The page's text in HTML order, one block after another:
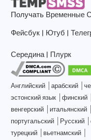
Получать Временные
Фейсбук | Ютуб |
Середина| Плурк
Английский арабский
эстонский язык
финский
венгерский
итальянский
португальский
Русский
турецкий
вьетнамский